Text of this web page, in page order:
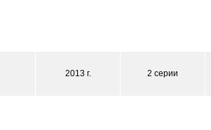
2013 г. 2 серии